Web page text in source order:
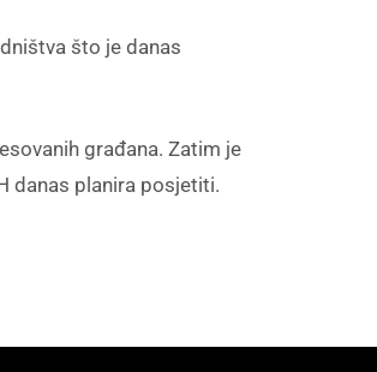
što je danas
građana. Zatim je
danas planira posjetiti.